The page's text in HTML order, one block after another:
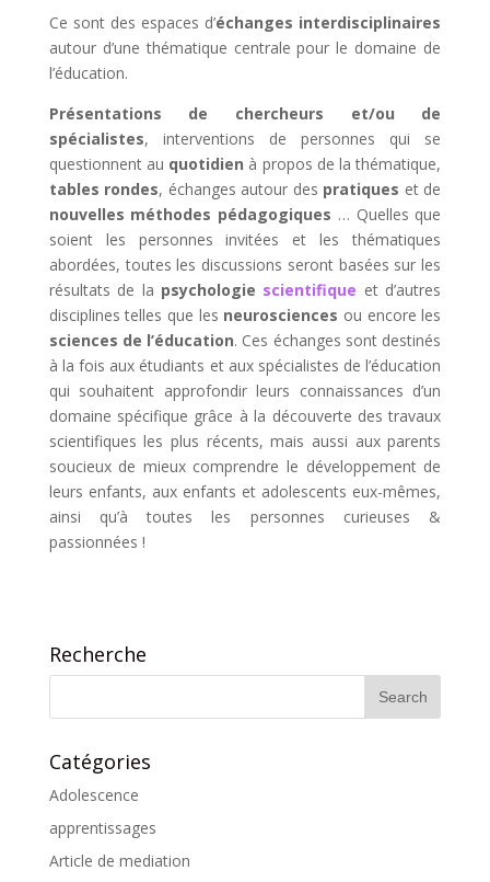
Ce sont des espaces d’échanges interdisciplinaires
autour d’une thématique centrale pour le domaine de
l’éducation.
Présentations de chercheurs et/ou de
spécialistes, interventions de personnes qui se
questionnent au quotidien à propos de la thématique,
tables rondes, échanges autour des pratiques et de
nouvelles méthodes pédagogiques … Quelles que
soient les personnes invitées et les thématiques
abordées, toutes les discussions seront basées sur les
résultats de la psychologie scientifique et d’autres
disciplines telles que les neurosciences ou encore les
sciences de l’éducation. Ces échanges sont destinés
à la fois aux étudiants et aux spécialistes de l’éducation
qui souhaitent approfondir leurs connaissances d’un
domaine spécifique grâce à la découverte des travaux
scientifiques les plus récents, mais aussi aux parents
soucieux de mieux comprendre le développement de
leurs enfants, aux enfants et adolescents eux-mêmes,
ainsi qu’à toutes les personnes curieuses &
passionnées !
Recherche
Catégories
Adolescence
apprentissages
Article de mediation